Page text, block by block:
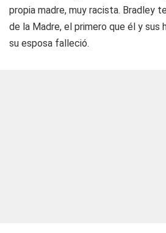
propia madre, muy racista. Bradley
de la Madre, el primero que él y sus
su esposa falleció.